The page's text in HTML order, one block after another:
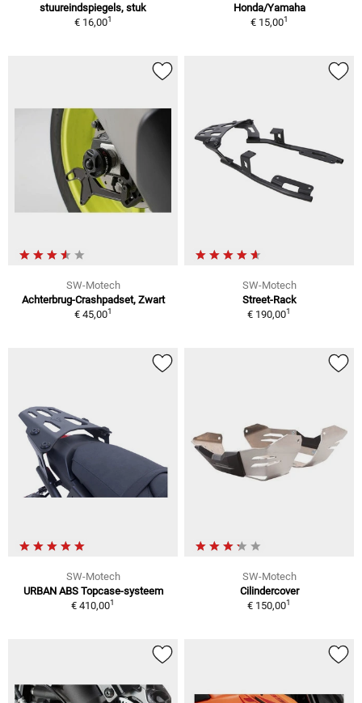
stuureindspiegels, stuk
€ 16,001
Honda/Yamaha
€ 15,001
SW-Motech
Achterbrug-Crashpadset, Zwart
€ 45,001
SW-Motech
Street-Rack
€ 190,001
SW-Motech
URBAN ABS Topcase-systeem
€ 410,001
SW-Motech
Cilindercover
€ 150,001